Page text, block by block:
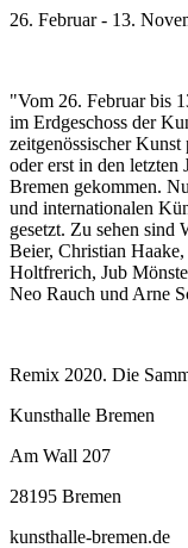
26. Februar - 13.
"Vom 26. Februar bis
im Erdgeschoss der
zeitgenössischer
oder erst in den letzten
Bremen gekommen.
und internationalen
gesetzt. Zu sehen
Beier, Christian
Holtfrerich, Jub
Neo Rauch und Arne
Remix 2020. Die
Kunsthalle Bremen
Am Wall 207
28195 Bremen
kunsthalle-bremen.de